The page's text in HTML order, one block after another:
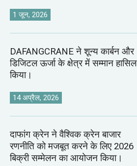
1 जून, 2026
DAFANGCRANE ने शून्य कार्बन और
डिजिटल ऊर्जा के क्षेत्र में सम्मान हासिल
किया।
14 अप्रैल, 2026
दाफांग क्रेन ने वैश्विक क्रेन बाजार
रणनीति को मजबूत करने के लिए 2026
बिक्री सम्मेलन का आयोजन किया।